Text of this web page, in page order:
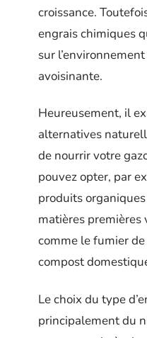
croissance.
engrais chimiques
sur
avoisinante.
Heureusement, il
alternatives
de nourrir votre
pouvez opter, par
produits
matières premières
comme le fumier
compost
Le choix du type
principalement du